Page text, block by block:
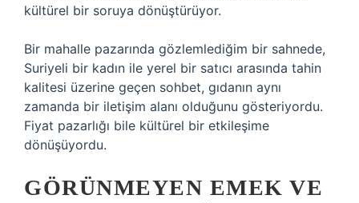
kültürel bir soruya dönüştürüyor.
Bir mahalle pazarında gözlemlediğim bir sahnede,
Suriyeli bir kadın ile yerel bir satıcı arasında tahin
kalitesi üzerine geçen sohbet, gıdanın aynı
zamanda bir iletişim alanı olduğunu gösteriyordu.
Fiyat pazarlığı bile kültürel bir etkileşime
dönüşüyordu.
GÖRÜNMEYEN EMEK VE